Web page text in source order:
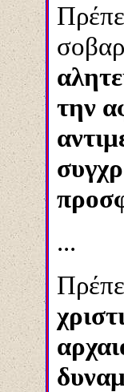
την
...